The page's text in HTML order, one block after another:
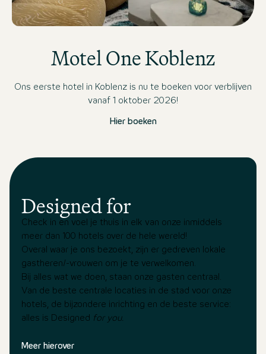
Motel One Koblenz
Ons eerste hotel in Koblenz is nu te boeken voor verblijven
vanaf 1 oktober 2026!
Hier boeken
Designed for
Check in en voel je thuis in elk van onze inmiddels
meer dan 100 hotels over de hele wereld!
Overal waar je ons bezoekt, zijn er gedreven lokale
gastheren/-vrouwen om je te verwelkomen.
Bij alles wat we doen, staan onze gasten centraal.
Van de beste centrale locaties in de stad voor onze
hotels, de bijzondere inrichting en de beste service:
alles is Designed for you.
Meer hierover